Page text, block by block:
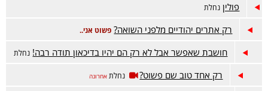
פולין נחלת
רק אתרים יהודיים מלפני השואה? פשוט אני..
חושבת שאפשר אבל לא רק הם יהיו בדיכאון תודה רבה! נחלת
רק אחד טוב שם פשוט? נחלת אחרונה